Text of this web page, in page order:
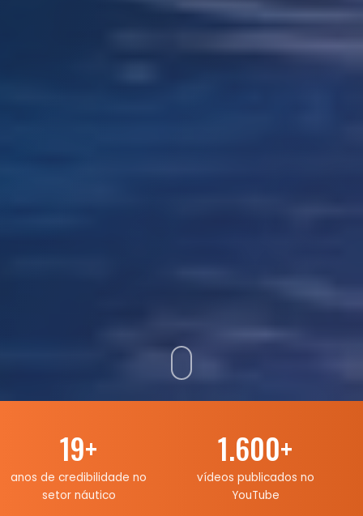
19+
anos de credibilidade no
setor náutico
1.600+
vídeos publicados no
YouTube